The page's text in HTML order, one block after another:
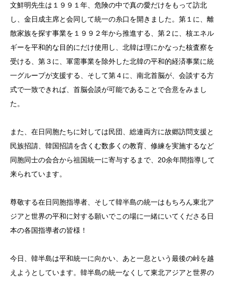
文鮮明先生は１９９１年、危険の中で真の愛だけをもって訪北
し、金日成主席と会同して統一の糸口を開きました。第１に、離
散家族を探す事業を１９９２年から推進する、第２に、核エネル
ギーを平和的な目的にだけ使用し、北韓は理にかなった核査察を
受ける、第３に、軍需事業を除外した北韓の平和的経済事業に統
一グループが支援する、そして第４に、南北首脳が、会談する方
式で一致できれば、首脳会談が可能であることで合意をみまし
た。
また、在日同胞たちに対しては民団、総連両方に故郷訪問支援と
民族招請、韓国招請を含くむ数多くの教育、修練を実施するなど
同胞同士の会合から祖国統一に寄与するまで、20余年間指導して
来られています。
尊敬する在日同胞指導者、そして韓半島の統一はもちろん東北ア
ジアと世界の平和に対する願いでこの場に一緒にいてくださる日
本の各国指導者の皆様！
今日、韓半島は平和統一に向かい、あと一息という最後の峠を越
えようとしています。韓半島の統一なくして東北アジアと世界の